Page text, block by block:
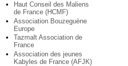
Haut Conseil des Maliens
de France (HCMF)
Association Bouzeguène
Europe
Tazmalt Association de
France
Association des jeunes
Kabyles de France (AFJK)